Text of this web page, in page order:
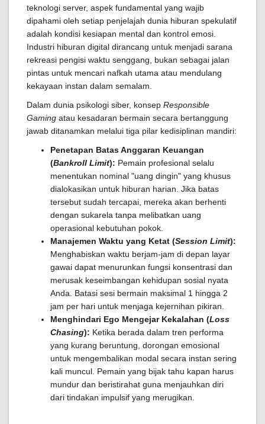
teknologi server, aspek fundamental yang wajib
dipahami oleh setiap penjelajah dunia hiburan spekulatif
adalah kondisi kesiapan mental dan kontrol emosi.
Industri hiburan digital dirancang untuk menjadi sarana
rekreasi pengisi waktu senggang, bukan sebagai jalan
pintas untuk mencari nafkah utama atau mendulang
kekayaan instan dalam semalam.
Dalam dunia psikologi siber, konsep Responsible
Gaming atau kesadaran bermain secara bertanggung
jawab ditanamkan melalui tiga pilar kedisiplinan mandiri:
Penetapan Batas Anggaran Keuangan
(Bankroll Limit): Pemain profesional selalu
menentukan nominal "uang dingin" yang khusus
dialokasikan untuk hiburan harian. Jika batas
tersebut sudah tercapai, mereka akan berhenti
dengan sukarela tanpa melibatkan uang
operasional kebutuhan pokok.
Manajemen Waktu yang Ketat (Session Limit):
Menghabiskan waktu berjam-jam di depan layar
gawai dapat menurunkan fungsi konsentrasi dan
merusak keseimbangan kehidupan sosial nyata
Anda. Batasi sesi bermain maksimal 1 hingga 2
jam per hari untuk menjaga kejernihan pikiran.
Menghindari Ego Mengejar Kekalahan (Loss
Chasing): Ketika berada dalam tren performa
yang kurang beruntung, dorongan emosional
untuk mengembalikan modal secara instan sering
kali muncul. Pemain yang bijak tahu kapan harus
mundur dan beristirahat guna menjauhkan diri
dari tindakan impulsif yang merugikan.